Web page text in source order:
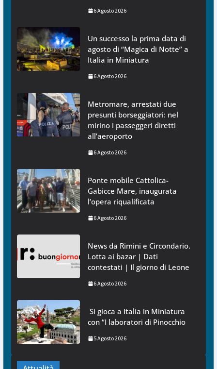
6 Agosto 2026
Un successo la prima data di
agosto di “Magica di Notte” a
Italia in Miniatura
6 Agosto 2026
Metromare, arrestati due
presunti borseggiatori: nel
mirino i passeggeri diretti
all’aeroporto
6 Agosto 2026
Ponte mobile Cattolica-
Gabicce Mare, inaugurata
l’opera riqualificata
6 Agosto 2026
News da Rimini e Circondario.
Lotta ai bazar | Dati
contestati | Il giorno di Leone
6 Agosto 2026
Si gioca a Italia in Miniatura
con “I laboratori di Pinocchio
5 Agosto 2026